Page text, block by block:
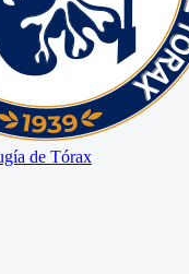
de Tórax